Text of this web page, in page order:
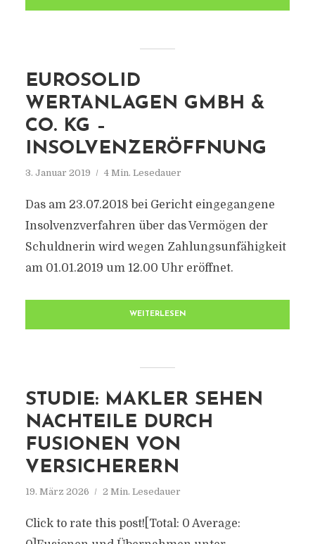
EUROSOLID
WERTANLAGEN GMBH &
CO. KG –
INSOLVENZERÖFFNUNG
3. Januar 2019 4 Min. Lesedauer
Das am 23.07.2018 bei Gericht eingegangene
Insolvenzverfahren über das Vermögen der
Schuldnerin wird wegen Zahlungsunfähigkeit
am 01.01.2019 um 12.00 Uhr eröffnet.
WEITERLESEN
STUDIE: MAKLER SEHEN
NACHTEILE DURCH
FUSIONEN VON
VERSICHERERN
19. März 2026 2 Min. Lesedauer
Click to rate this post![Total: 0 Average: